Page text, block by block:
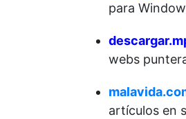
para
webs
artículos en